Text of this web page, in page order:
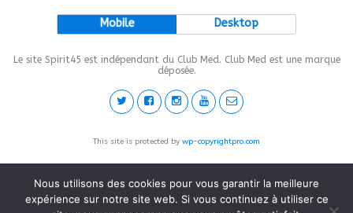
Mobile Desktop
Le site Spirit45 est indépendant du Club Med. Club Med est une marque
déposée.
This site is protected by wp-copyrightpro.com
Nous utilisons des cookies pour vous garantir la meilleure
expérience sur notre site web. Si vous continuez à utiliser ce